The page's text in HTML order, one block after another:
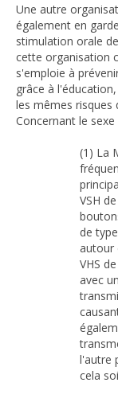
Une autre
également en
stimulation orale
cette organisation
s'emploie à
grâce à
les mêmes risques
Concernant le
(1) La
VSH
de
autour
VHS
avec
l'autre
cela